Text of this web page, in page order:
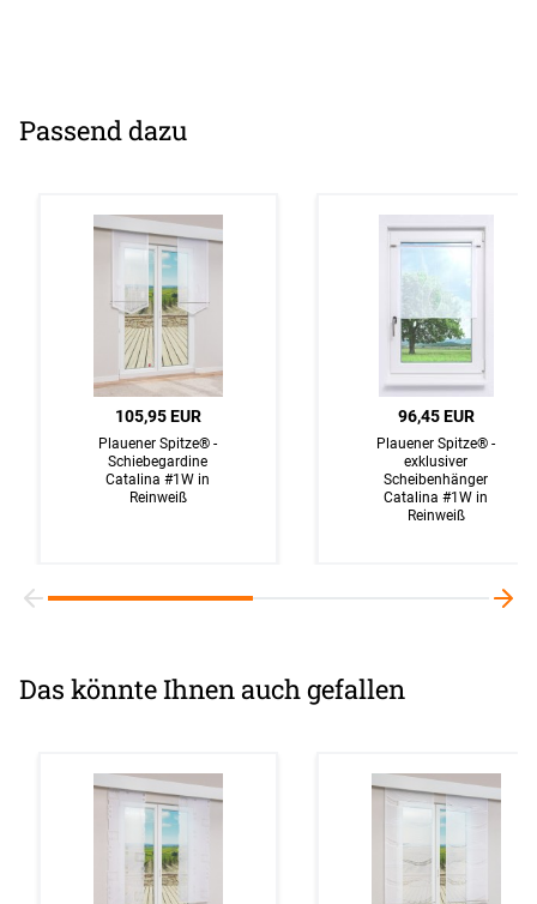
Passend dazu
105,95 EUR
Plauener Spitze® -
Schiebegardine
Catalina #1W in
Reinweiß
96,45 EUR
Plauener Spitze® -
exklusiver
Scheibenhänger
Catalina #1W in
Reinweiß
Das könnte Ihnen auch gefallen